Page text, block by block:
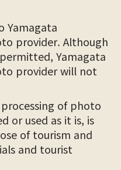
Yamagata
provider. Although
Yamagata
provider will not
of photo
or used as it is, is
of tourism and
and tourist